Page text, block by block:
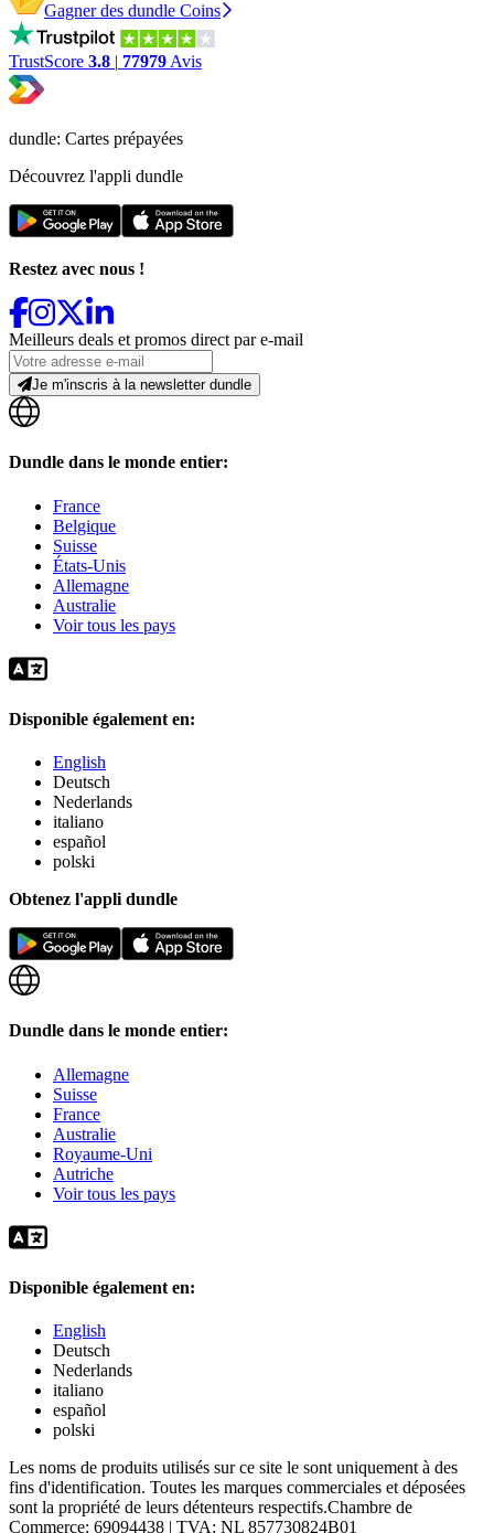
Gagner des dundle Coins
TrustScore 3.8 | 77979 Avis
dundle: Cartes prépayées
Découvrez l'appli dundle
Restez avec nous !
Meilleurs deals et promos direct par e-mail
Je m'inscris à la newsletter dundle
Dundle dans le monde entier:
France
Belgique
Suisse
États-Unis
Allemagne
Australie
Voir tous les pays
Disponible également en:
English
Deutsch
Nederlands
italiano
español
polski
Obtenez l'appli dundle
Dundle dans le monde entier:
Allemagne
Suisse
France
Australie
Royaume-Uni
Autriche
Voir tous les pays
Disponible également en:
English
Deutsch
Nederlands
italiano
español
polski
Les noms de produits utilisés sur ce site le sont uniquement à des
fins d'identification. Toutes les marques commerciales et déposées
sont la propriété de leurs détenteurs respectifs.Chambre de
Commerce: 69094438 | TVA: NL 857730824B01